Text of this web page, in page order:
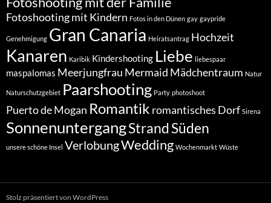
Fotoshooting mit Kindern Fotos in den Dünen gay gaypride
Genehmigung Gran Canaria Heiratsantrag Hochzeit
Kanaren Karibik Kindershooting Liebe liebespaar
maspalomas Meerjungfrau Mermaid Mädchentraum Natur
Naturschutzgebiet Paarshooting Party photoshoot
Puerto de Mogan Romantik romantisches Dorf Sirena
SonnenuntergangStrandSüden
unsere schöne Insel VerlobungWedding Wochenmarkt Wüste
Stolz präsentiert von WordPress